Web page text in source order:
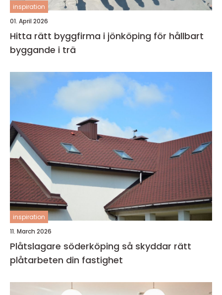
inspiration
01. April 2026
Hitta rätt byggfirma i jönköping för hållbart
byggande i trä
inspiration
11. March 2026
Plåtslagare söderköping så skyddar rätt
plåtarbeten din fastighet